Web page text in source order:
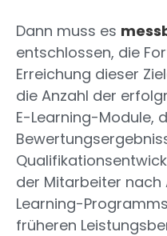
Dann muss es
entschlossen, die
Erreichung dieser
die Anzahl der
E-Learning-Module,
der Mitarbeiter nach
Learning-
früheren